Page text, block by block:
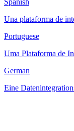
Spanish
Una plataforma de
Portuguese
Uma Plataforma de
German
Eine